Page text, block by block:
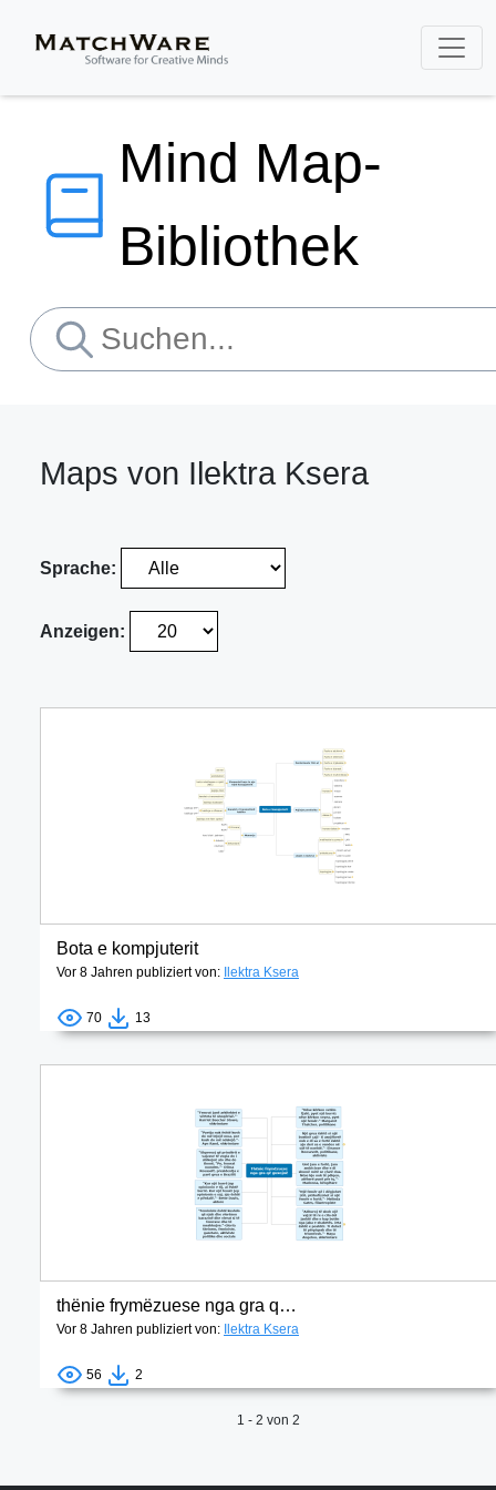
Mind Map-
Bibliothek
Maps von Ilektra Ksera
Sprache:
Anzeigen:
Bota e kompjuterit
Vor 8 Jahren publiziert von: Ilektra Ksera
70 13
thënie frymëzuese nga gra që guxojnë
Vor 8 Jahren publiziert von: Ilektra Ksera
56 2
1 - 2 von 2